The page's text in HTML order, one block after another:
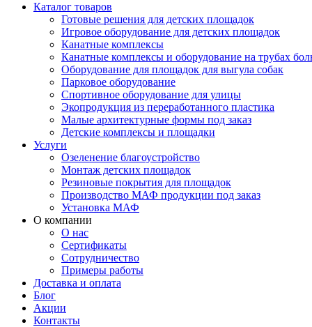
Каталог товаров
Готовые решения для детских площадок
Игровое оборудование для детских площадок
Канатные комплексы
Канатные комплексы и оборудование на трубах
Оборудование для площадок для выгула собак
Парковое оборудование
Спортивное оборудование для улицы
Экопродукция из переработанного пластика
Малые архитектурные формы под заказ
Детские комплексы и площадки
Услуги
Озеленение благоустройство
Монтаж детских площадок
Резиновые покрытия для площадок
Производство МАФ продукции под заказ
Установка МАФ
О компании
О нас
Сертификаты
Сотрудничество
Примеры работы
Доставка и оплата
Блог
Акции
Контакты